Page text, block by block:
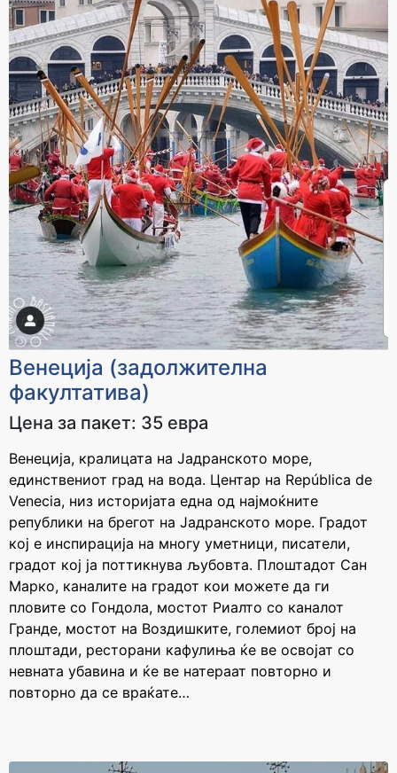
Венеција (задолжителна
факултатива)
Цена за пакет: 35 евра
Венеција, кралицата на Јадранското море,
единствениот град на вода. Центар на República de
Venecia, низ историјата една од најмоќните
републики на брегот на Јадранското море. Градот
кој е инспирација на многу уметници, писатели,
градот кој ја поттикнува љубовта. Плоштадот Сан
Марко, каналите на градот кои можете да ги
пловите со Гондола, мостот Риалто со каналот
Гранде, мостот на Воздишките, големиот број на
плоштади, ресторани кафулиња ќе ве освојат со
невната убавина и ќе ве натераат повторно и
повторно да се враќате…